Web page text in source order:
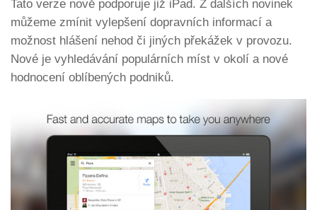
Tato verze nově podporuje již iPad. Z dalších novinek
můžeme zmínit vylepšení dopravních informací a
možnost hlášení nehod či jiných překážek v provozu.
Nové je vyhledávání populárních míst v okolí a nové
hodnocení oblíbených podniků.